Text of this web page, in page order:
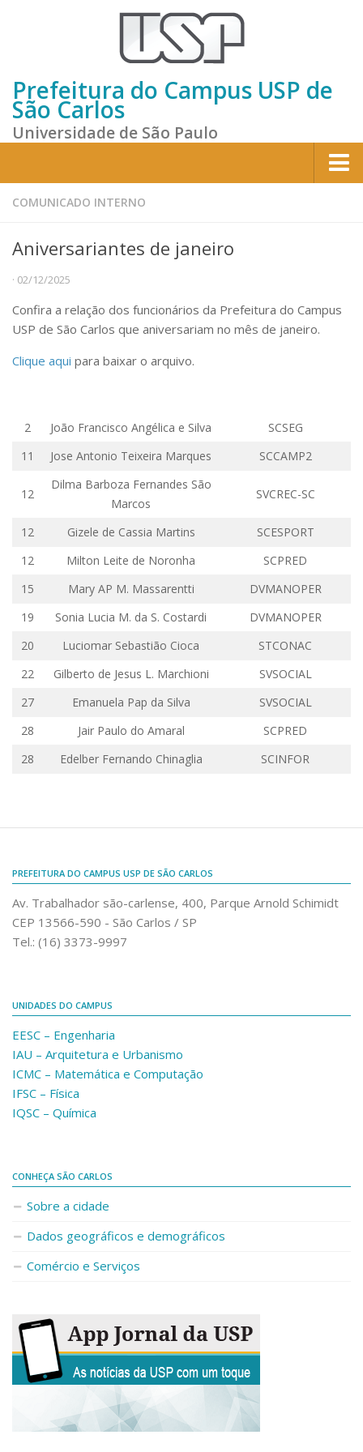
Prefeitura do Campus USP de
São Carlos
Universidade de São Paulo
Home
Sobre a Prefeitura
Gestão atual
Missão e Valores
Divisões e Seções
Comissões Internas
Administrativo e Financeiro
Segurança e Acessos
Obras e Manutenção
Transporte, Moradia e Alimentação
Acessibilidade
Pequeno Cidadão
Campus Universitário
Ensino e Pesquisa
Dirigentes
Notícias e Eventos
Informações para ingressantes
Fale Conosco
Ouvidoria do Campus
Urgências
COMUNICADO INTERNO
Aniversariantes de janeiro
· 02/12/2025
Confira a relação dos funcionários da Prefeitura do Campus
USP de São Carlos que aniversariam no mês de janeiro.
Clique aqui para baixar o arquivo.
2 João Francisco Angélica e Silva
SCSEG
11
Jose Antonio Teixeira Marques SCCAMP2
12
Dilma Barboza Fernandes São
Marcos
SVCREC-SC
12 Gizele de Cassia Martins
SCESPORT
12
Milton Leite de Noronha
SCPRED
15
Mary AP M. Massarentti
DVMANOPER
19
Sonia Lucia M. da S. Costardi
DVMANOPER
20
Luciomar Sebastião Cioca
STCONAC
22
Gilberto de Jesus L. Marchioni
SVSOCIAL
27
Emanuela Pap da Silva
SVSOCIAL
28
Jair Paulo do Amaral
SCPRED
28
EdelberFernando Chinaglia SCINFOR
PREFEITURA DO CAMPUS USP DE SÃO CARLOS
Av. Trabalhador são-carlense, 400, Parque Arnold Schimidt
CEP 13566-590 - São Carlos / SP
Tel.: (16) 3373-9997
UNIDADES DO CAMPUS
EESC – Engenharia
IAU – Arquitetura e Urbanismo
ICMC – Matemática e Computação
IFSC – Física
IQSC – Química
CONHEÇA SÃO CARLOS
Sobre a cidade
Dados geográficos e demográficos
Comércio e Serviços